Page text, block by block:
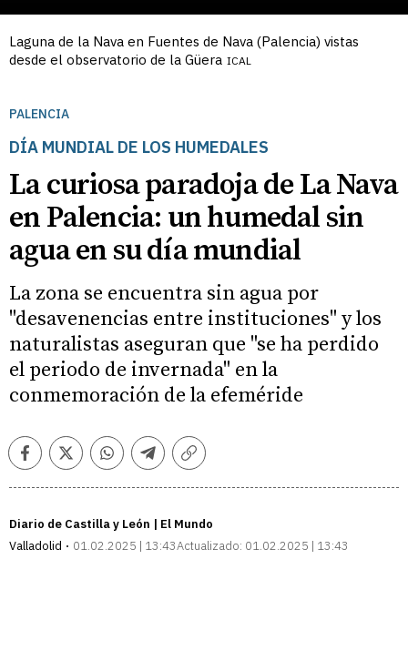
Laguna de la Nava en Fuentes de Nava (Palencia) vistas
desde el observatorio de la Güera ICAL
PALENCIA
DÍA MUNDIAL DE LOS HUMEDALES
La curiosa paradoja de La Nava
en Palencia: un humedal sin
agua en su día mundial
La zona se encuentra sin agua por
"desavenencias entre instituciones" y los
naturalistas aseguran que "se ha perdido
el periodo de invernada" en la
conmemoración de la efeméride
FacebookTwitterWhatsappTelegramCopiar
Diario de Castilla y León | El Mundo
Valladolid
01.02.2025 | 13:43Actualizado: 01.02.2025 | 13:43